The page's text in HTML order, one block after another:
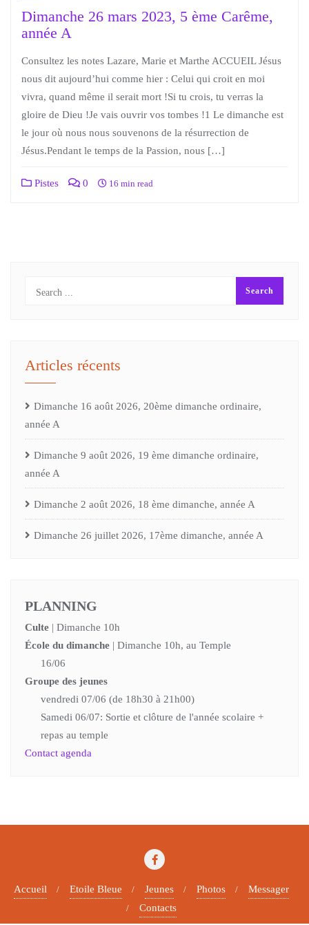
Dimanche 26 mars 2023, 5 ème Carême,
année A
Consultez les notes Lazare, Marie et Marthe ACCUEIL Jésus
nous dit aujourd’hui comme hier : Celui qui croit en moi
vivra, quand même il serait mort !Si tu crois, tu verras la
gloire de Dieu !Je vais ouvrir vos tombes !1 Le dimanche est
le jour où nous nous souvenons de la résurrection de
Jésus.Pendant le temps de la Passion, nous […]
Pistes 0 16 min read
Articles récents
Dimanche 16 août 2026, 20ème dimanche ordinaire,
année A
Dimanche 9 août 2026, 19 ème dimanche ordinaire,
année A
Dimanche 2 août 2026, 18 ème dimanche, année A
Dimanche 26 juillet 2026, 17ème dimanche, année A
PLANNING
Culte | Dimanche 10h
École du dimanche | Dimanche 10h, au Temple
16/06
Groupe des jeunes
vendredi 07/06 (de 18h30 à 21h00)
Samedi 06/07: Sortie et clôture de l'année scolaire +
repas au temple
Contact agenda
Accueil Etoile Bleue Jeunes Photos
Messager
Contacts